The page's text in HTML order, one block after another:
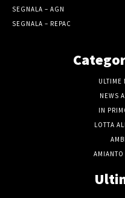
SEGNALA – AGN
SEGNALA – REPAC
ULTIME
NEWS
IN
LOTTA